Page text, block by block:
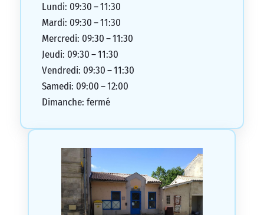
Lundi: 09:30 – 11:30
Mardi: 09:30 – 11:30
Mercredi: 09:30 – 11:30
Jeudi: 09:30 – 11:30
Vendredi: 09:30 – 11:30
Samedi: 09:00 – 12:00
Dimanche: fermé